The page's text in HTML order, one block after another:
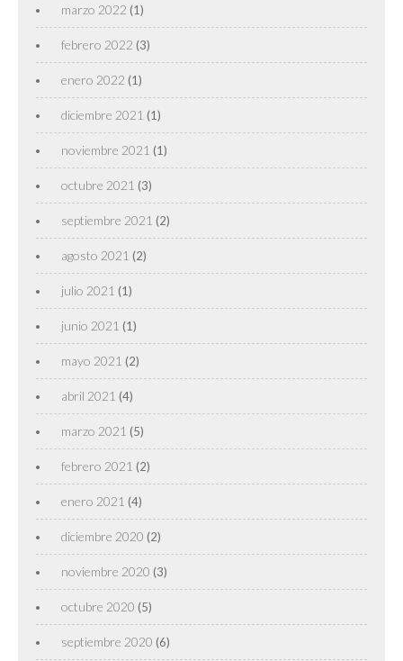
marzo 2022 (1)
febrero 2022 (3)
enero 2022 (1)
diciembre 2021 (1)
noviembre 2021 (1)
octubre 2021 (3)
septiembre 2021 (2)
agosto 2021 (2)
julio 2021 (1)
junio 2021 (1)
mayo 2021 (2)
abril 2021 (4)
marzo 2021 (5)
febrero 2021 (2)
enero 2021 (4)
diciembre 2020 (2)
noviembre 2020 (3)
octubre 2020 (5)
septiembre 2020 (6)